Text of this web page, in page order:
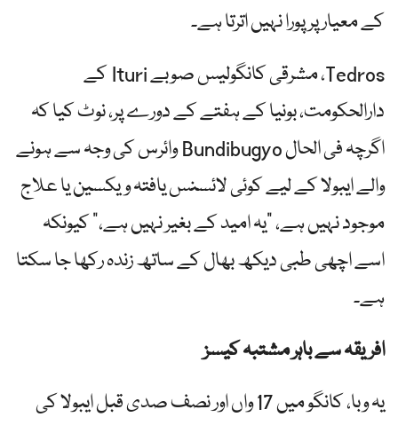
کے معیار پر پورا نہیں اترتا ہے۔
Tedros، مشرقی کانگولیس صوبے Ituri کے
دارالحکومت، بونیا کے ہفتے کے دورے پر، نوٹ کیا کہ
اگرچہ فی الحال Bundibugyo وائرس کی وجہ سے ہونے
والے ایبولا کے لیے کوئی لائسنس یافتہ ویکسین یا علاج
موجود نہیں ہے، "یہ امید کے بغیر نہیں ہے،” کیونکہ
اسے اچھی طبی دیکھ بھال کے ساتھ زندہ رکھا جا سکتا
ہے۔
افریقہ سے باہر مشتبہ کیسز
یہ وبا، کانگو میں 17 واں اور نصف صدی قبل ایبولا کی